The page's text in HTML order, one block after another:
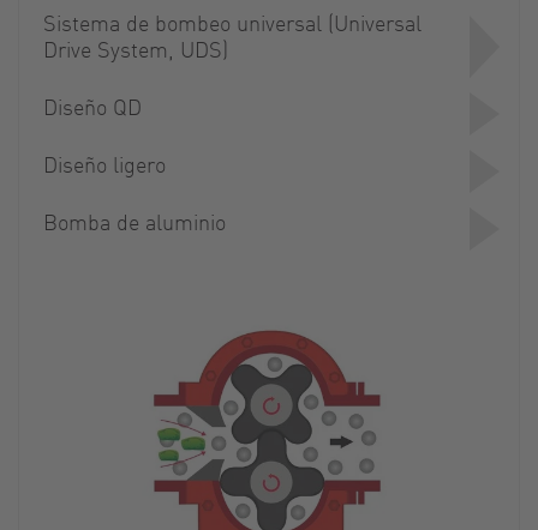
Sistema de bombeo universal (Universal
Drive System, UDS)
Diseño QD
Diseño ligero
Bomba de aluminio